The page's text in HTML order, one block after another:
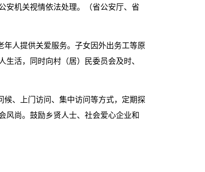
安机关视情依法处理。（省公安厅、省
人提供关爱服务。子女因外出务工等原
活，同时向村（居）民委员会及时、
、上门访问、集中访问等方式，定期探
风尚。鼓励乡贤人士、社会爱心企业和